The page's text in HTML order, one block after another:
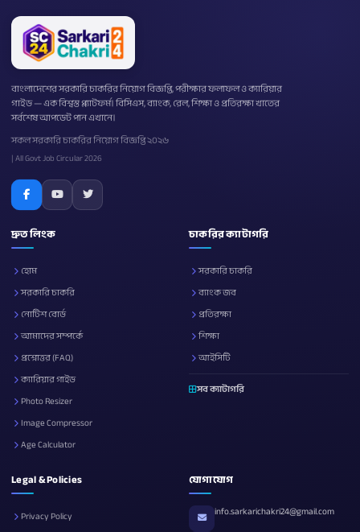
বাংলাদেশের সরকারি চাকরির নিয়োগ বিজ্ঞপ্তি, পরীক্ষার ফলাফল ও ক্যারিয়ার
গাইড — এক বিশ্বস্ত প্ল্যাটফর্ম। বিসিএস, ব্যাংক, রেল, শিক্ষা ও প্রতিরক্ষা খাতের
সর্বশেষ আপডেট পান এখানে।
সকল সরকারি চাকরির নিয়োগ বিজ্ঞপ্তি ২০২৬
| All Govt Job Circular 2026
দ্রুত লিংক
হোম
সরকারি চাকরি
নোটিশ বোর্ড
আমাদের সম্পর্কে
প্রশ্নোত্তর (FAQ)
ক্যারিয়ার গাইড
Photo Resizer
Image Compressor
Age Calculator
চাকরির ক্যাটাগরি
সরকারি চাকরি
ব্যাংক জব
প্রতিরক্ষা
শিক্ষা
আইসিটি
সব ক্যাটাগরি
Legal & Policies
Privacy Policy
যোগাযোগ
info.sarkarichakri24@gmail.com